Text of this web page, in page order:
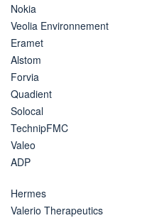
Nokia
Veolia Environnement
Eramet
Alstom
Forvia
Quadient
Solocal
TechnipFMC
Valeo
ADP
Hermes
Valerio Therapeutics